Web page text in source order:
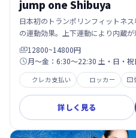
jump one Shibuya
日本初のトランポリンフィットネ
の運動効果。上下運動により内蔵
12800~14800円
月～金：6:30～22:30 土・日・
クレカ支払い ロッカー 
詳しく見る